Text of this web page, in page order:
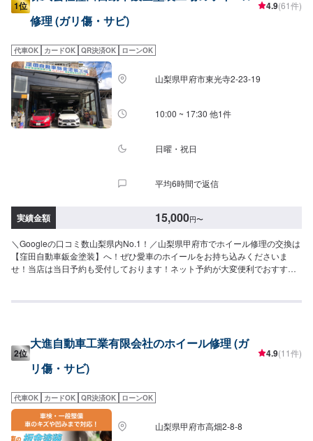
1位
修理 (ガリ傷・サビ)
4.9(61件)
代車OK カードOK QR決済OK ローンOK
山梨県甲府市東光寺2-23-19
10:00 ~ 17:30 他1件
日曜・祝日
平均6時間で返信
実績金額 15,000円〜
＼Googleの口コミ数山梨県内No.1！／山梨県甲府市でホイール修理の交換は
【窪田自動車鈑金塗装】へ！ぜひ愛車のホイールをお持ち込みくださいま
せ！当店は当日予約も受付しております！ネット予約が大変便利でおすすめ
理時間：2時間～車種や大きさなどで料金は変わります。《納期について》要
料で手配しております。※ガソリン代はお客様にご負担いただきます。【定休
日・営業時間】定休日：日曜日、祝日営業時間：9:00~18:00
2位
大進自動車工業有限会社のホイール修理 (ガ
リ傷・サビ)
4.9(11件)
代車OK カードOK QR決済OK ローンOK
山梨県甲府市高畑2-8-8